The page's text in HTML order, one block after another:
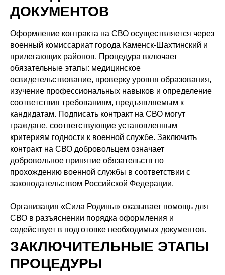
ДОКУМЕНТОВ
Оформление контракта на СВО осуществляется через
военный комиссариат города Каменск-Шахтинский и
прилегающих районов. Процедура включает
обязательные этапы: медицинское
освидетельствование, проверку уровня образования,
изучение профессиональных навыков и определение
соответствия требованиям, предъявляемым к
кандидатам. Подписать контракт на СВО могут
граждане, соответствующие установленным
критериям годности к военной службе. Заключить
контракт на СВО добровольцем означает
добровольное принятие обязательств по
прохождению военной службы в соответствии с
законодательством Российской Федерации.
Организация «Сила Родины» оказывает помощь для
СВО в разъяснении порядка оформления и
содействует в подготовке необходимых документов.
ЗАКЛЮЧИТЕЛЬНЫЕ ЭТАПЫ
ПРОЦЕДУРЫ